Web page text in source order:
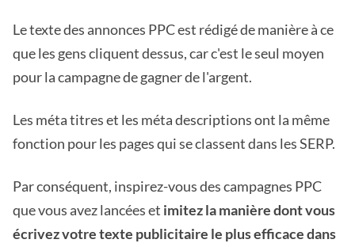
Le texte des annonces PPC est rédigé de manière à ce
que les gens cliquent dessus, car c'est le seul moyen
pour la campagne de gagner de l'argent.
Les méta titres et les méta descriptions ont la même
fonction pour les pages qui se classent dans les SERP.
Par conséquent, inspirez-vous des campagnes PPC
que vous avez lancées et imitez la manière dont vous
écrivez votre texte publicitaire le plus efficace dans